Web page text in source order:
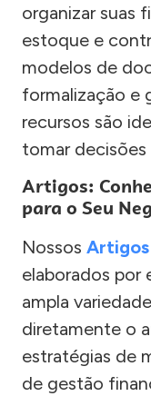
organizar suas
estoque e
modelos de
formalização e
recursos são
tomar decisões
Artigos:
para o Seu
Nossos Artigos
elaborados por
ampla
diretamente o
estratégias de
de gestão